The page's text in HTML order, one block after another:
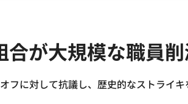
が大規模な職員
フに対して抗議し、歴史的なストライ